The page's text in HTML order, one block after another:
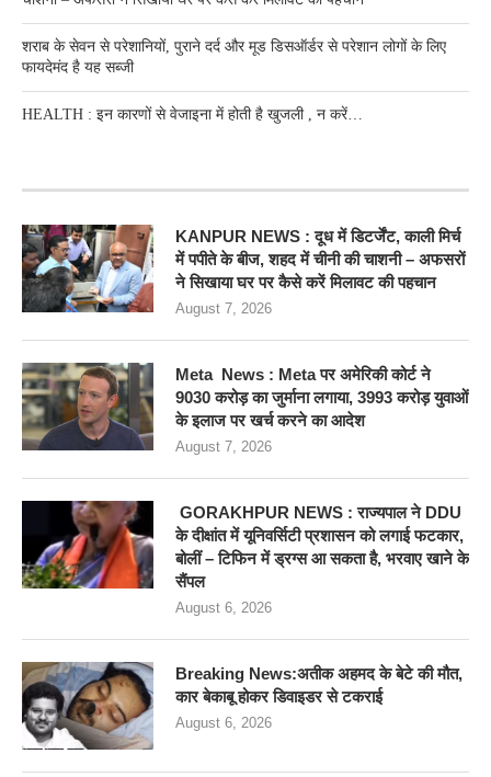
शराब के सेवन से परेशानियों, पुराने दर्द और मूड डिसऑर्डर से परेशान लोगों के लिए
फायदेमंद है यह सब्जी
HEALTH : इन कारणों से वेजाइना में होती है खुजली , न करें…
KANPUR NEWS : दूध में डिटर्जेंट, काली मिर्च
में पपीते के बीज, शहद में चीनी की चाशनी – अफसरों
ने सिखाया घर पर कैसे करें मिलावट की पहचान
August 7, 2026
Meta News : Meta पर अमेरिकी कोर्ट ने
9030 करोड़ का जुर्माना लगाया, 3993 करोड़ युवाओं
के इलाज पर खर्च करने का आदेश
August 7, 2026
GORAKHPUR NEWS : राज्यपाल ने DDU
के दीक्षांत में यूनिवर्सिटी प्रशासन को लगाई फटकार,
बोलीं – टिफिन में ड्रग्स आ सकता है, भरवाए खाने के
सैंपल
August 6, 2026
Breaking News:अतीक अहमद के बेटे की मौत,
कार बेकाबू होकर डिवाइडर से टकराई
August 6, 2026